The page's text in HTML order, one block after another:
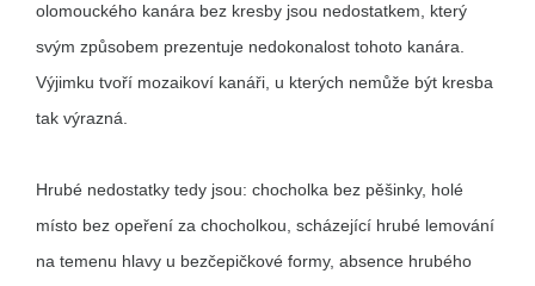
olomouckého kanára bez kresby jsou nedostatkem, který
svým způsobem prezentuje nedokonalost tohoto kanára.
Výjimku tvoří mozaikoví kanáři, u kterých nemůže být kresba
tak výrazná.
Hrubé nedostatky tedy jsou: chocholka bez pěšinky, holé
místo bez opeření za chocholkou, scházející hrubé lemování
na temenu hlavy u bezčepičkové formy, absence hrubého